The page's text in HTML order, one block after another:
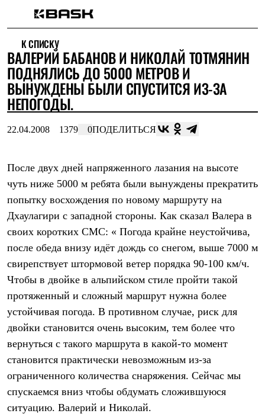
Интернет-магазин
Мужская одежда
Утепленная пухом
Куртки
Брюки
Жилеты
Комбинезоны
Куртки
Куртки
Софтшелл одежда
Куртки
Брюки
Флисовая одежда
Куртки
Брюки
Термобелье
Теплое термобелье
Среднее термобелье
Легкое термобелье
Лёгкая одежда
Футболки
Толстовки
Брюки
Женская одежда
Утепленная пухом
Куртки
Брюки
К СПИСКУ
ВАЛЕРИЙ БАБАНОВ И НИКОЛАЙ ТОТМЯНИН
ПОДНЯЛИСЬ ДО 5000 МЕТРОВ И
ВЫНУЖДЕНЫ БЫЛИ СПУСТИТСЯ ИЗ-ЗА
НЕПОГОДЫ.
22.04.2008 1379 0ПОДЕЛИТЬСЯ
После двух дней напряженного лазания на высоте
чуть ниже 5000 м ребята были вынуждены прекратить
попытку восхождения по новому маршруту на
Дхаулагири с западной стороны. Как сказал Валера в
своих коротких СМС: « Погода крайне неустойчива,
после обеда внизу идёт дождь со снегом, выше 7000 м
свирепствует штормовой ветер порядка 90-100 км/ч.
Чтобы в двойке в альпийском стиле пройти такой
протяженный и сложный маршрут нужна более
устойчивая погода. В противном случае, риск для
двойки становится очень высоким, тем более что
вернуться с такого маршрута в какой-то момент
становится практически невозможным из-за
ограниченного количества снаряжения. Сейчас мы
спускаемся вниз чтобы обдумать сложившуюся
ситуацию. Валерий и Николай.